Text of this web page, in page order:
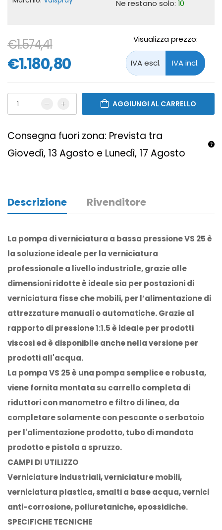
Ne restano solo: 10
€1.574,41
€1.180,80
Visualizza prezzo:
AGGIUNGI AL CARRELLO
Consegna fuori zona: Prevista tra
Giovedì, 13 Agosto e Lunedì, 17 Agosto
Descrizione Rivenditore
La pompa di verniciatura a bassa pressione VS 25 è
la soluzione ideale per la verniciatura
professionale a livello industriale, grazie alle
dimensioni ridotte è ideale sia per postazioni di
verniciatura fisse che mobili, per l’alimentazione di
attrezzature manuali o automatiche. Grazie al
rapporto di pressione 1:1.5 è ideale per prodotti
viscosi ed è disponibile anche nella versione per
prodotti all'acqua.
La pompa VS 25 è una pompa semplice e robusta,
viene fornita montata su carrello completa di
riduttori con manometro e filtro di linea, da
completare solamente con pescante o serbatoio
per l'alimentazione prodotto, tubo di mandata
prodotto e pistola a spruzzo.
CAMPI DI UTILIZZO
Verniciature industriali, verniciature mobili,
verniciatura plastica, smalti a base acqua, vernici
anti-corrosione, poliuretaniche, epossidiche.
SPECIFICHE TECNICHE